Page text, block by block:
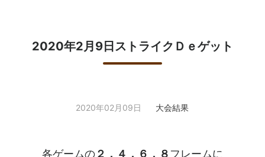
2020年2月9日ストライクＤｅゲット
2020年02月09日 大会結果
各ゲームの２，４，６，８ フレームに